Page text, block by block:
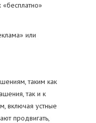
или
таким как
так и к
включая устные
продвигать,